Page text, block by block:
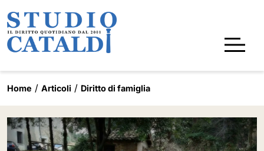
Home Articoli Diritto di famiglia